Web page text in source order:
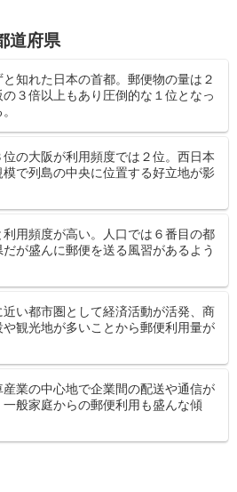
道府県
と知れた日本の首都。郵便物の量は２
の３倍以上もあり圧倒的な１位となっ
位の大阪が利用頻度では２位。西日本
模で列島の中央に位置する好立地が影
利用頻度が高い。人口では６番目の都
だが盛んに郵便を送る風習があるよう
近い都市圏として経済活動が活発、商
や観光地が多いことから郵便利用量が
産業の中心地で企業間の配送や通信が
一般家庭からの郵便利用も盛んな傾